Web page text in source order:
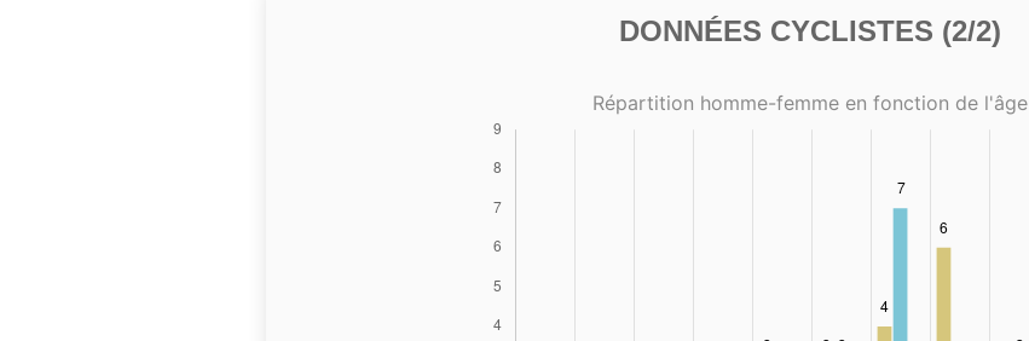
DONNÉES CYCLISTES (2/2)
Répartition homme-femme en fonction de l'âge